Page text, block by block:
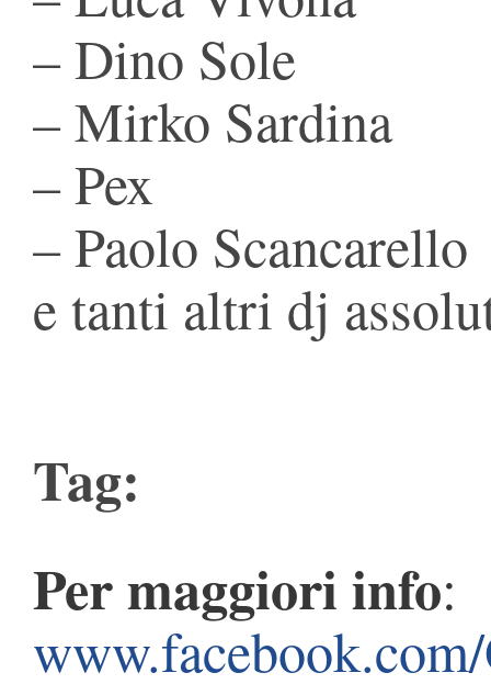
– Dino Sole
– Mirko Sardina
– Pex
– Paolo Scancarello
e tanti altri dj
Tag:
Per maggiori info: